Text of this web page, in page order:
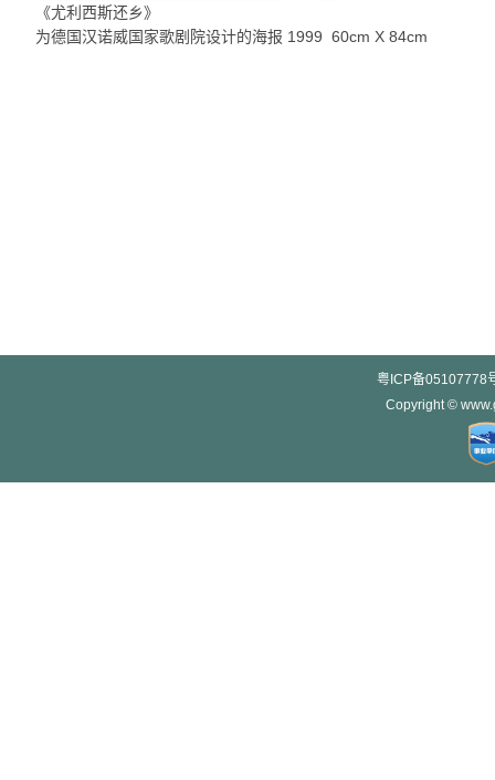
《尤利西斯还乡》
为德国汉诺威国家歌剧院设计的海报 1999 60cm X 84cm
粤ICP备05107778
Copyright ©